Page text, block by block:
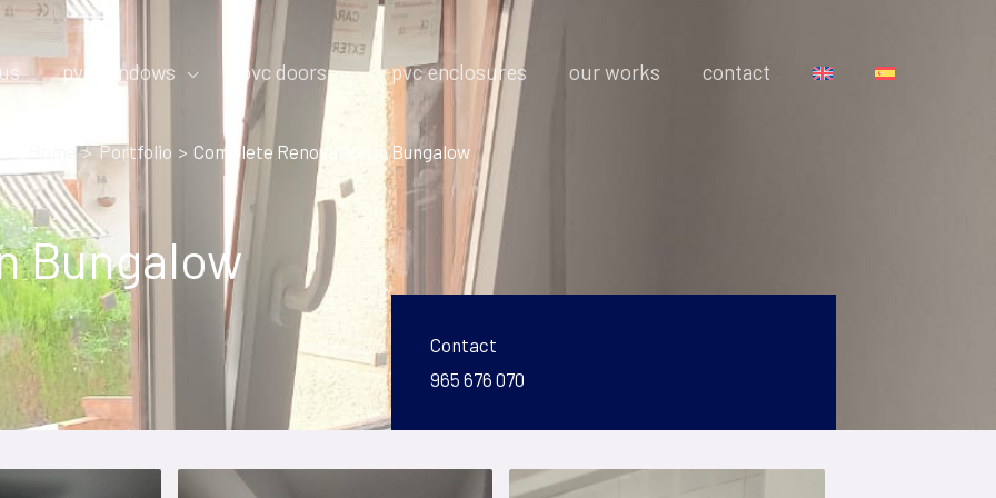
pvc windows pvc doors pvc enclosures our works contact
Home Portfolio Complete Renovation in Bungalow
Bungalow
Contact
965 676 070